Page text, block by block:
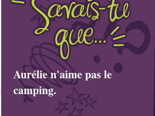
Aurélie n'aime pas le
camping.